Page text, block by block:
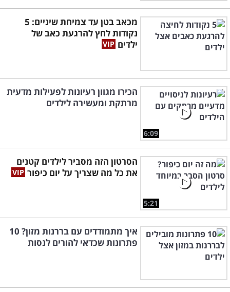
מכאב בטן עד צמיחת שיניים: 5
נקודות לחץ להרגעת כאב של
ילדים
6:09
הכירו מגוון רעיונות לפעילות מדעית
מרתקת ומעשירה לילדים
5:21
הסרטון הזה מסביר לילדים קטנים
את כל מה שצריך על יום כיפור
איך מתמודדים עם בררנות מזון? 10
פתרונות שכדאי להורים לנסות